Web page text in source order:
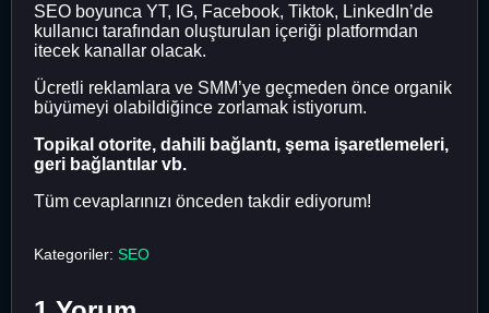
SEO boyunca YT, IG, Facebook, Tiktok, LinkedIn’de
kullanıcı tarafından oluşturulan içeriği platformdan
itecek kanallar olacak.
Ücretli reklamlara ve SMM’ye geçmeden önce organik
büyümeyi olabildiğince zorlamak istiyorum.
Topikal otorite, dahili bağlantı, şema işaretlemeleri,
geri bağlantılar vb.
Tüm cevaplarınızı önceden takdir ediyorum!
Kategoriler: SEO